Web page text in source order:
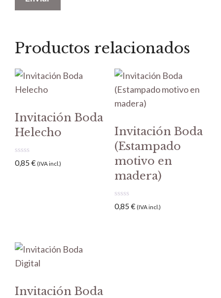
Productos relacionados
Invitación Boda
Helecho
0
d
0,85 € (IVA incl.)
Invitación Boda
(Estampado
motivo en
madera)
0
d
0,85 € (IVA incl.)
Invitación Boda